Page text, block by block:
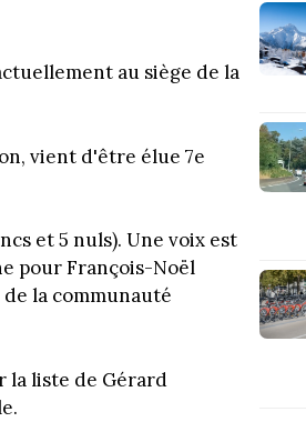
au siège de la
vient d'être élue 7e
et 5 nuls). Une voix est
pour François-Noël
la communauté
la liste de Gérard